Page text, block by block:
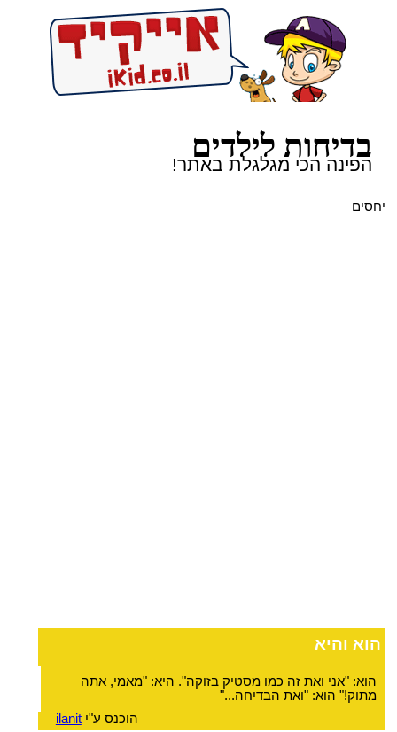
בדיחות לילדים
הפינה הכי מגלגלת באתר!
יחסים
הוא והיא
הוא: "אני ואת זה כמו מסטיק בזוקה". היא: "מאמי, אתה
מתוק!" הוא: "ואת הבדיחה..."
הוכנס ע"יilanit